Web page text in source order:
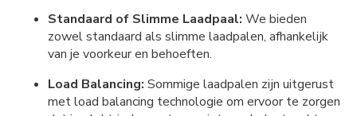
Standaard of Slimme Laadpaal: We bieden
zowel standaard als slimme laadpalen, afhankelijk
van je voorkeur en behoeften.
Load Balancing: Sommige laadpalen zijn uitgerust
met load balancing technologie om ervoor te zorgen